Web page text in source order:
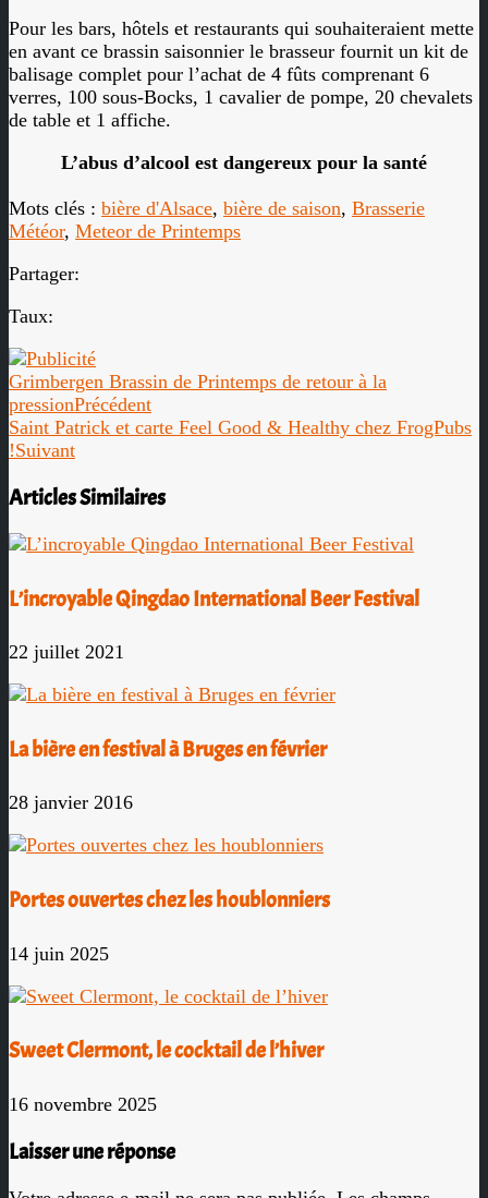
Pour les bars, hôtels et restaurants qui souhaiteraient mette
en avant ce brassin saisonnier le brasseur fournit un kit de
balisage complet pour l’achat de 4 fûts comprenant 6
verres, 100 sous-Bocks, 1 cavalier de pompe, 20 chevalets
de table et 1 affiche.
L’abus d’alcool est dangereux pour la santé
Mots clés : bière d'Alsace, bière de saison, Brasserie
Météor, Meteor de Printemps
Partager:
Taux:
Grimbergen Brassin de Printemps de retour à la
pressionPrécédent
Saint Patrick et carte Feel Good & Healthy chez FrogPubs
!Suivant
Articles Similaires
L’incroyable Qingdao International Beer Festival
22 juillet 2021
La bière en festival à Bruges en février
28 janvier 2016
Portes ouvertes chez les houblonniers
14 juin 2025
Sweet Clermont, le cocktail de l’hiver
16 novembre 2025
Laisser une réponse